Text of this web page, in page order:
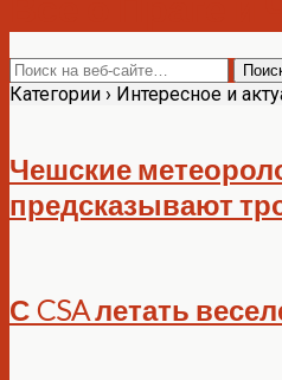
Категории › Интересное и
Чешские
предсказывают
С CSA летать